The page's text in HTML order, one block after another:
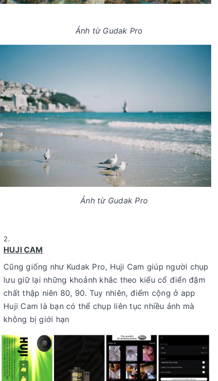
Ảnh từ Gudak Pro
Ảnh từ Gudak Pro
HUJI CAM
Cũng giống như Kudak Pro, Huji Cam giúp người chụp
lưu giữ lại những khoảnh khắc theo kiểu cổ điển đậm
chất thập niên 80, 90. Tuy nhiên, điểm cộng ở app
Huji Cam là bạn có thể chụp liên tục nhiều ảnh mà
không bị giới hạn